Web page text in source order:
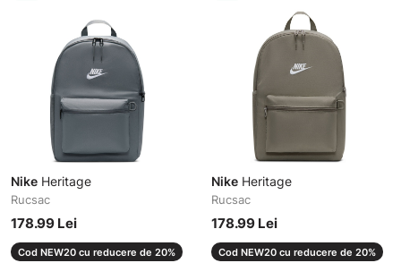
Nike Heritage
Rucsac
178.99 Lei
Cod NEW20 cu reducere de 20%
Nike Heritage
Rucsac
178.99 Lei
Cod NEW20 cu reducere de 20%